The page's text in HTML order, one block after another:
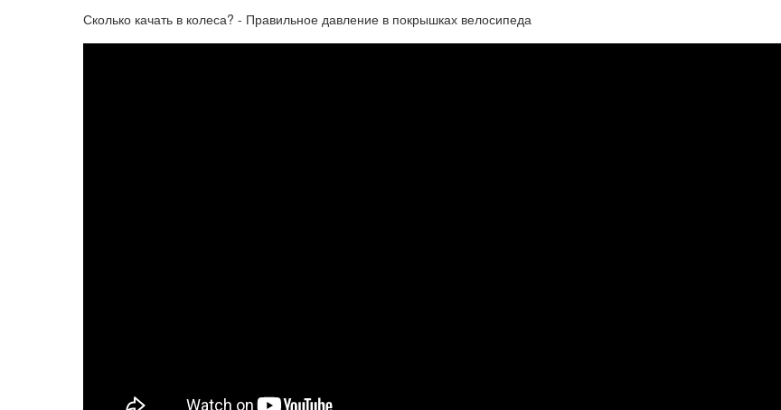
Сколько качать в колеса? - Правильное давление в покрышках велосипеда